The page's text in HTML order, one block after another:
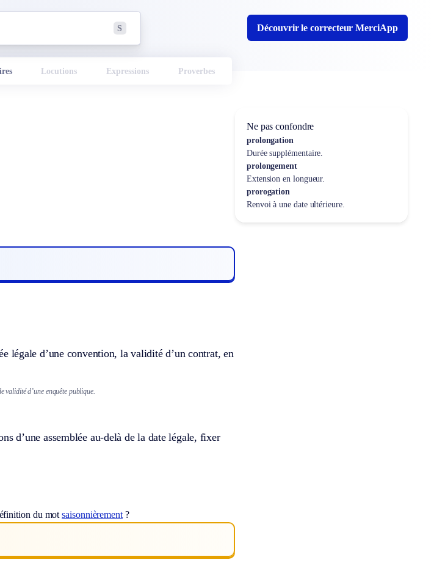
S Découvrir le correcteur MerciApp
Locutions Expressions Proverbes
légale d’une convention, la validité d’un contrat, en
validité d’une enquête publique.
d’une assemblée au-delà de la date légale, fixer
du motsaisonnièrement ?
Ne pas confondre
prolongation
Durée supplémentaire.
prolongement
Extension en longueur.
prorogation
Renvoi à une date ultérieure.